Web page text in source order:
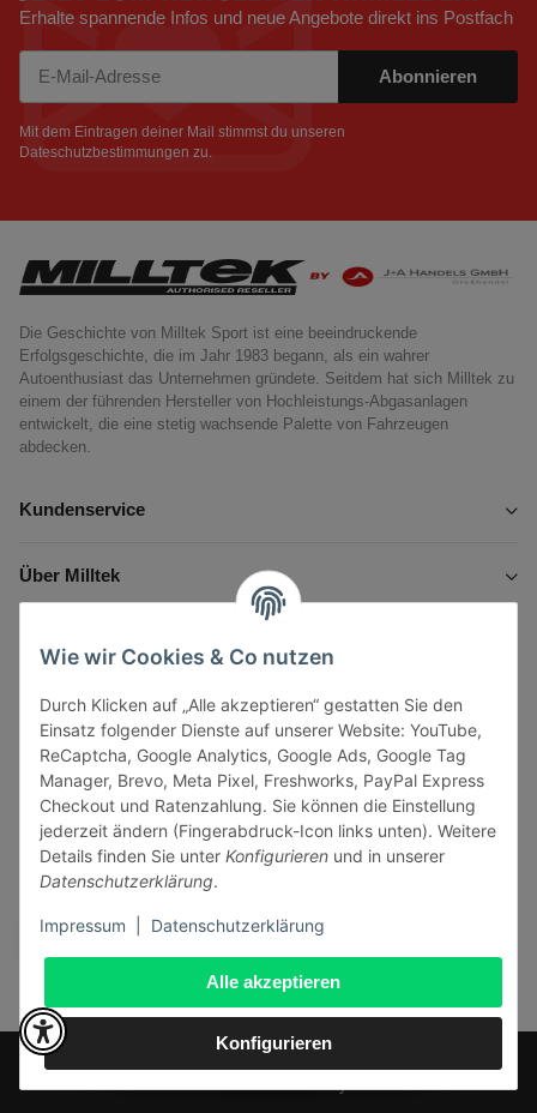
Alle akzeptieren
Konfigurieren
Wie wir Cookies & Co nutzen
Durch Klicken auf „Alle akzeptieren“ gestatten Sie den
Einsatz folgender Dienste auf unserer Website: YouTube,
ReCaptcha, Google Analytics, Google Ads, Google Tag
Manager, Brevo, Meta Pixel, Freshworks, PayPal Express
Checkout und Ratenzahlung. Sie können die Einstellung
jederzeit ändern (Fingerabdruck-Icon links unten). Weitere
Details finden Sie unter Konfigurieren und in unserer
Datenschutzerklärung.
Impressum Datenschutzerklärung
Erhalte spannende Infos und neue Angebote direkt ins Postfach
Abonnieren
Mit dem Eintragen deiner Mail stimmst du unseren
Dateschutzbestimmungen zu.
Die Geschichte von Milltek Sport ist eine beeindruckende
Erfolgsgeschichte, die im Jahr 1983 begann, als ein wahrer
Autoenthusiast das Unternehmen gründete. Seitdem hat sich Milltek zu
einem der führenden Hersteller von Hochleistungs-Abgasanlagen
entwickelt, die eine stetig wachsende Palette von Fahrzeugen
abdecken.
Kundenservice
Über Milltek
Gesetzliche Informationen
Vertrag widerrufen
Sicher bezahlen via:
© J+A Handels GmbH
Perfected byDreizack Medien.